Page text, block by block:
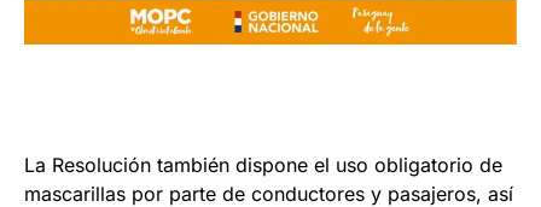
La Resolución también dispone el uso obligatorio de
mascarillas por parte de conductores y pasajeros, así